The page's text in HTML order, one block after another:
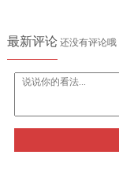
最新评论还没有评论哦